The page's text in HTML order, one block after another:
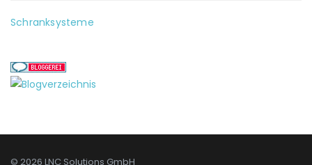
Schranksysteme
© 2026 LNC Solutions GmbH